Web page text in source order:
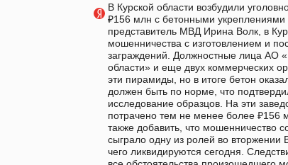
В Курской области возбудили
₽156 млн с бетонными
представитель МВД Ирина Волк, в
мошенничества с изготовлением и
заграждений. Должностные лица АО
области» и еще двух коммерческих
эти пирамиды, но в итоге бетон
должен быть по норме, что
исследование образцов. На эти
потрачено тем не менее более
также добавить, что мошенничество
сыграло одну из ролей во вторжении
чего ликвидируются сегодня.